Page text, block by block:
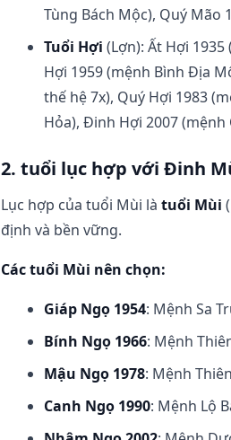
Tùng Bách Mộc), Quý Mão
Tuổi Hợi (Lợn): Ất Hợi
Hợi 1959 (mệnh Bình Địa
thế hệ 7x), Quý Hợi 1983
Hỏa), Đinh Hợi 2007
2. tuổi lục hợp với Đinh
Lục hợp của tuổi Mùi làtuổi Mùi
định và bền vững.
Các tuổi Mùi nên chọn:
Giáp Ngọ 1954: Mệnh Sa
Bính Ngọ 1966: Mệnh
Mậu Ngọ 1978: Mệnh
Canh Ngọ 1990: Mệnh Lộ